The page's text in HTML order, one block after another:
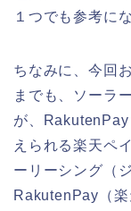
１つでも参考に
ちなみに、今回
までも、ソーラ
が、
えられる楽天ペ
ーリーシング（
RakutenPay（